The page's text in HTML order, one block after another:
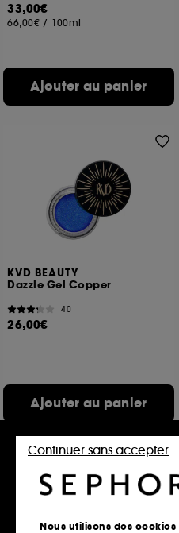
33,00€
66,00€ / 100ml
Ajouter au panier
KVD BEAUTY
Dazzle Gel Copper
40
26,00€
Ajouter au panier
Nous utilisons des
Continuer sans accepter